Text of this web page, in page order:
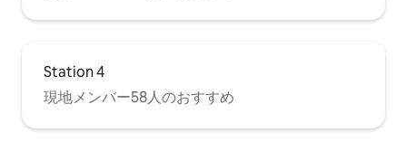
Station 4
現地メンバー58人のおすすめ